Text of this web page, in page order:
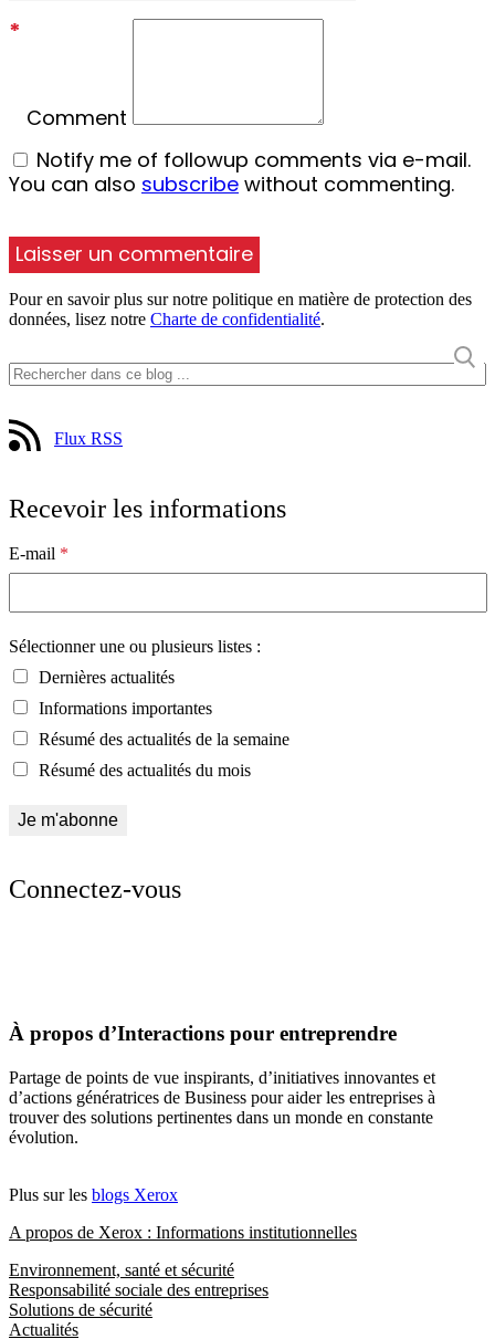
Comment
*
Notify me of followup comments via e-mail.
You can also subscribe without commenting.
Pour en savoir plus sur notre politique en matière de protection des
données, lisez notre Charte de confidentialité.
Flux RSS
Recevoir les informations
E-mail *
Sélectionner une ou plusieurs listes :
Dernières actualités
Informations importantes
Résumé des actualités de la semaine
Résumé des actualités du mois
Connectez-vous
À propos d’Interactions pour entreprendre
Partage de points de vue inspirants, d’initiatives innovantes et
d’actions génératrices de Business pour aider les entreprises à
trouver des solutions pertinentes dans un monde en constante
évolution.
Plus sur les blogs Xerox
A propos de Xerox : Informations institutionnelles
Environnement, santé et sécurité
Responsabilité sociale des entreprises
Solutions de sécurité
Actualités